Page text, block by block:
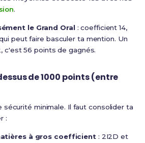
.
le Grand Oral: coefficient 14,
peut faire basculer ta mention. Un
c'est 56 points de gagnés.
de 1000 points (entre
sécurité minimale. Il faut consolider ta
:
à gros coefficient: 2I2D et